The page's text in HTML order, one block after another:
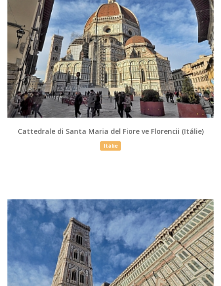
Cattedrale di Santa Maria del Fiore ve Florencii (Itálie)
Itálie